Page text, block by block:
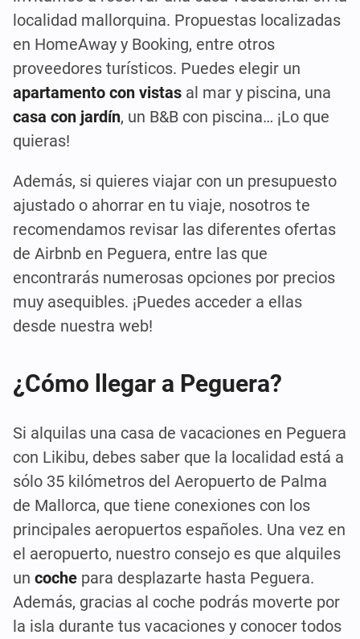
localidad mallorquina. Propuestas localizadas
en HomeAway y Booking, entre otros
proveedores turísticos. Puedes elegir un
apartamento con vistas al mar y piscina, una
casa con jardín, un B&B con piscina… ¡Lo que
quieras!
Además, si quieres viajar con un presupuesto
ajustado o ahorrar en tu viaje, nosotros te
recomendamos revisar las diferentes ofertas
de Airbnb en Peguera, entre las que
encontrarás numerosas opciones por precios
muy asequibles. ¡Puedes acceder a ellas
desde nuestra web!
¿Cómo llegar a Peguera?
Si alquilas una casa de vacaciones en Peguera
con Likibu, debes saber que la localidad está a
sólo 35 kilómetros del Aeropuerto de Palma
de Mallorca, que tiene conexiones con los
principales aeropuertos españoles. Una vez en
el aeropuerto, nuestro consejo es que alquiles
un coche para desplazarte hasta Peguera.
Además, gracias al coche podrás moverte por
la isla durante tus vacaciones y conocer todos